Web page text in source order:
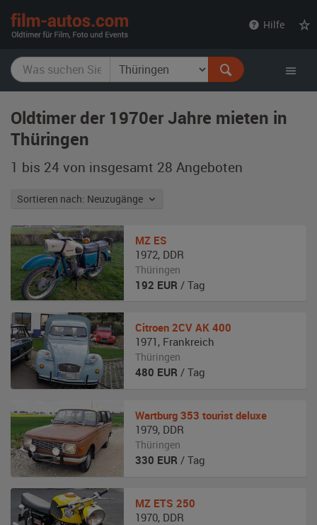
Hilfe
Oldtimer der 1970er Jahre mieten in
Thüringen
1 bis 24 von insgesamt 28 Angeboten
Sortieren nach: Neuzugänge
MZ ES
1972, DDR
Thüringen
192 EUR / Tag
Citroen 2CV AK 400
1971 , Frankreich
Thüringen
480 EUR / Tag
Wartburg 353 tourist deluxe
1979, DDR
Thüringen
330 EUR / Tag
MZ ETS 250
1970, DDR